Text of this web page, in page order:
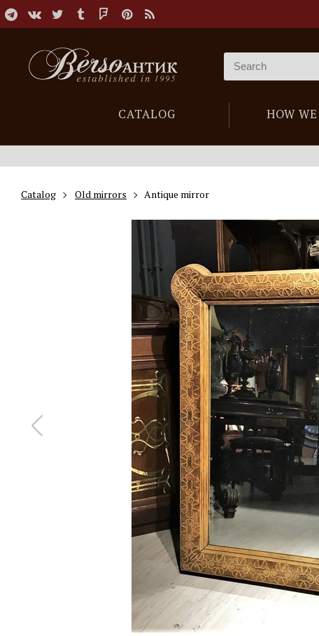
CATALOG HOW
Catalog Old mirrors Antique mirror